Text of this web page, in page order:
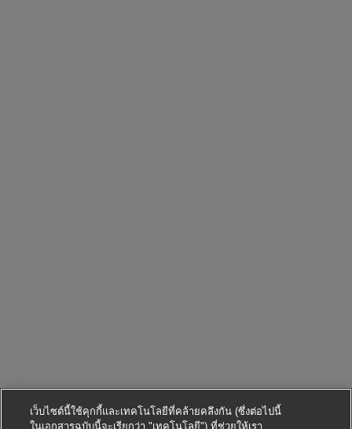
เว็บไซต์นี้ใช้คุกกี้และเทคโนโลยีที่คล้ายคลึงกัน (ซึ่งต่อไปนี้
ในเอกสารฉบับนี้จะเรียกว่า "เทคโนโลยี") ที่ช่วยให้เรา